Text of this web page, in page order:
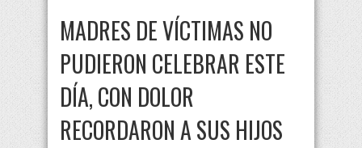
MADRES DE VÍCTIMAS NO
PUDIERON CELEBRAR ESTE
DÍA, CON DOLOR
RECORDARON A SUS HIJOS